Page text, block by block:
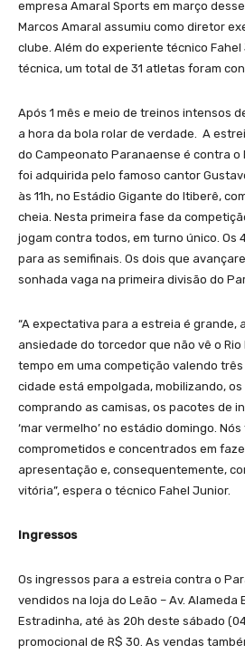
empresa Amaral Sports em março
Marcos Amaral assumiu como diretor
clube. Além do experiente técnico
técnica, um total de 31 atletas foram
Após 1 mês e meio de treinos intensos
a hora da bola rolar de verdade. A
do Campeonato Paranaense é contra o
foi adquirida pelo famoso cantor
às 11h, no Estádio Gigante do Itiberê,
cheia. Nesta primeira fase da
jogam contra todos, em turno único. Os
para as semifinais. Os dois que
sonhada vaga na primeira divisão do
“A expectativa para a estreia é grande,
ansiedade do torcedor que não vê o Rio
tempo em uma competição valendo
cidade está empolgada, mobilizando,
comprando as camisas, os pacotes de
‘mar vermelho’ no estádio domingo.
comprometidos e concentrados em
apresentação e, consequentemente,
vitória”, espera o técnico Fahel Junior.
Ingressos
Os ingressos para a estreia contra o
vendidos na loja do Leão – Av. Alameda
Estradinha, até às 20h deste sábado
promocional de R$ 30. As vendas